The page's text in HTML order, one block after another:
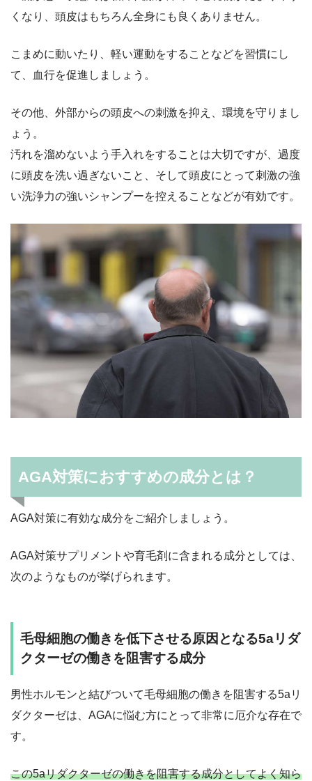
くなり、頭皮はもちろん全身にも良くありません。
こまめに動いたり、軽い運動をすることなどを習慣にし
て、血行を促進しましょう。
その他、外部からの頭皮への刺激を抑え、環境を守りまし
ょう。
汚れを溜めないよう手入れをすることは大切ですが、過度
に頭皮を洗い過ぎないこと、そして頭皮にとって刺激の強
い洗浄力の強いシャンプーを控えることなどが有効です。
AGA対策におすすめの成分とは？
AGA対策に有効な成分をご紹介しましょう。
AGA対策サプリメントや育毛剤に含まれる成分としては、
次のようなものが挙げられます。
毛母細胞の働きを低下させる原因となる5aリダ
クターゼの働きを阻害する成分
男性ホルモンと結びついて毛母細胞の働きを阻害する5aリ
ダクターゼは、AGAに悩む方にとって非常に厄介な存在で
す。
この5aリダクターゼの働きを阻害する成分としてよく知ら